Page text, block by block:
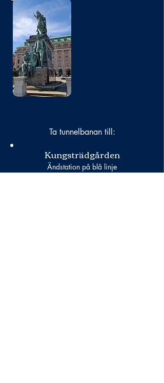
Bild
saknas
Ta tunnelbanan till:
Kungsträdgården
Ändstation på blå linje